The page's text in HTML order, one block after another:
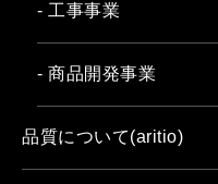
- 工事事業
- 商品開発事業
品質について(aritio)